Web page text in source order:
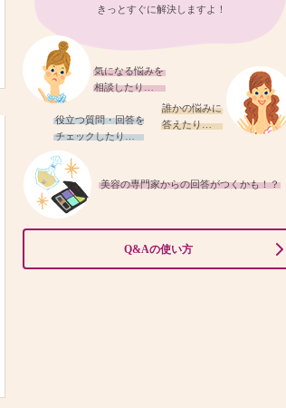
きっとすぐに解決しますよ！
気になる悩みを
相談したり…
誰かの悩みに
答えたり…
役立つ質問・回答を
チェックしたり…
美容の専門家からの回答がつくかも！？
Q&Aの使い方